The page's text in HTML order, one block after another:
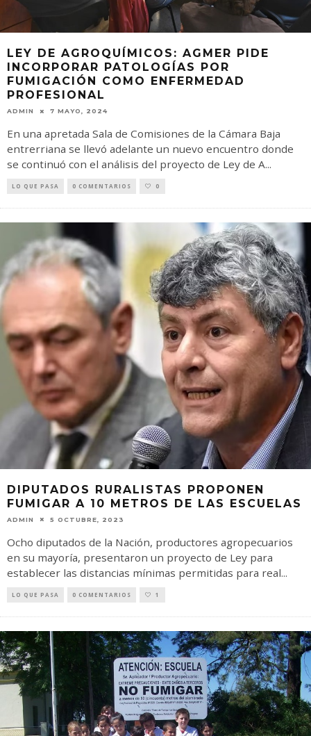
LEY DE AGROQUÍMICOS: AGMER PIDE
INCORPORAR PATOLOGÍAS POR
FUMIGACIÓN COMO ENFERMEDAD
PROFESIONAL
ADMIN 7 MAYO, 2024
En una apretada Sala de Comisiones de la Cámara Baja
entrerriana se llevó adelante un nuevo encuentro donde
se continuó con el análisis del proyecto de Ley de A...
LO QUE PASA 0 COMENTARIOS 0
DIPUTADOS RURALISTAS PROPONEN
FUMIGAR A 10 METROS DE LAS ESCUELAS
ADMIN 5 OCTUBRE, 2023
Ocho diputados de la Nación, productores agropecuarios
en su mayoría, presentaron un proyecto de Ley para
establecer las distancias mínimas permitidas para real...
LO QUE PASA 0 COMENTARIOS 1